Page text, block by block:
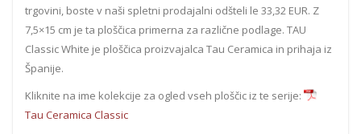
trgovini, boste v naši spletni prodajalni odšteli le 33,32 EUR. Z
7,5×15 cm je ta ploščica primerna za različne podlage. TAU
Classic White je ploščica proizvajalca Tau Ceramica in prihaja iz
Španije.
Kliknite na ime kolekcije za ogled vseh ploščic iz te serije:
Tau Ceramica Classic